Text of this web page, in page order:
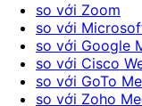
so với Zoom
so với
so với Google
so với Cisco
so với GoTo
so với Zoho